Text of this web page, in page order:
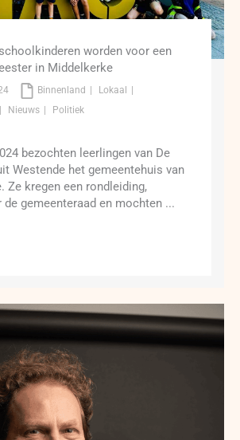
worden voor een
in Middelkerke
Binnenland
Lokaal
Nieuws Politiek
bezochten leerlingen van De
Westende het gemeentehuis van
Ze kregen een rondleiding,
de gemeenteraad en mochten ...